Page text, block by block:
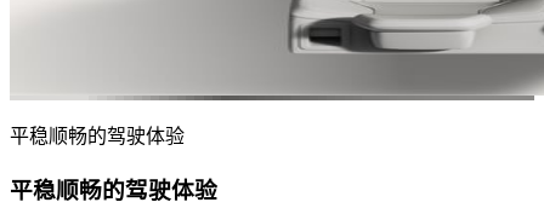
平稳顺畅的驾驶体验​
平稳顺畅的驾驶体验​